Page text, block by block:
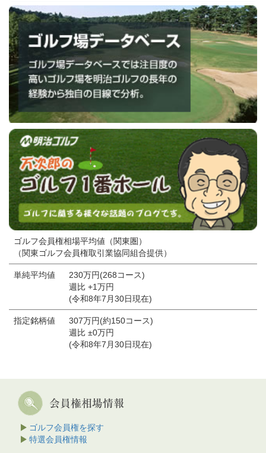
ゴルフ会員権相場平均値（関東圏）
（関東ゴルフ会員権取引業協同組合提供）
単純平均値
230万円(268コース)
週比 +1万円
(令和8年7月30日現在)
指定銘柄値
307万円(約150コース)
週比 ±0万円
(令和8年7月30日現在)
ゴルフ会員権を探す
特選会員権情報